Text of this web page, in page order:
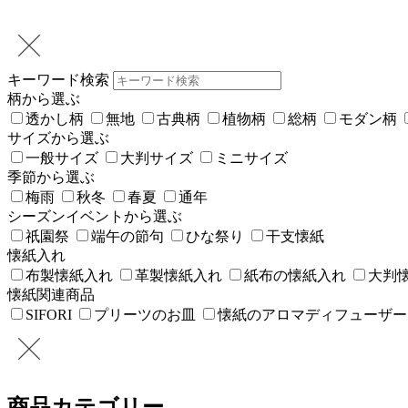
キーワード検索
柄から選ぶ
透かし柄
無地 古典柄 植物柄 総柄
モダン柄
サイズから選ぶ
一般サイズ
大判サイズ
ミニサイズ
季節から選ぶ
梅雨
秋冬 春夏
通年
シーズンイベントから選ぶ
祇園祭
端午の節句 ひな祭り
干支懐紙
懐紙入れ
布製懐紙入れ
革製懐紙入れ 紙布の懐紙入れ
大判
懐紙関連商品
SIFORI
プリーツのお皿 懐紙のアロマディフューザー